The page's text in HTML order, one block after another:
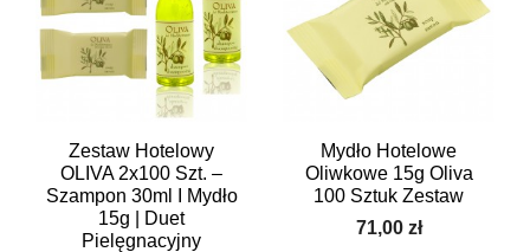
Zestaw Hotelowy
OLIVA 2x100 Szt. –
Szampon 30ml I Mydło
15g | Duet
Pielęgnacyjny
Mydło Hotelowe
Oliwkowe 15g Oliva
100 Sztuk Zestaw
71,00 zł